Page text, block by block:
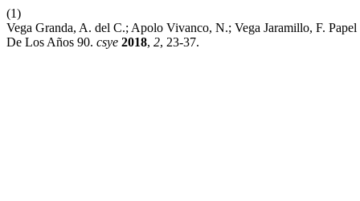
(1)
Vega Granda, A. del C.; Apolo Vivanco, N.; Vega Jaramillo, F.
De Los Años 90. csye 2018, 2, 23-37.